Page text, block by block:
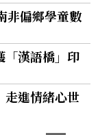
偏鄉學童數
漢語橋」印
進情緒心世